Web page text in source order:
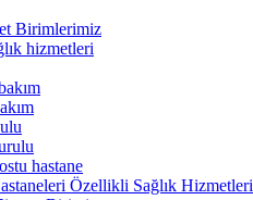
Birimlerimiz
hizmetleri
hastane
Özellikli Sağlık Hizmetleri